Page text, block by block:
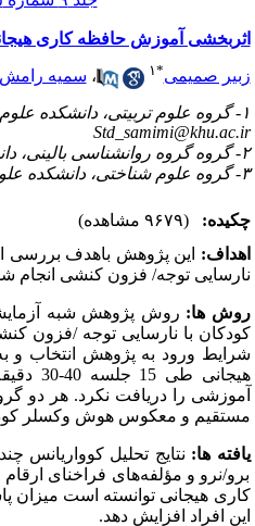
اثربخشی آموزش حافظه کاری
زبیر صمیمی*۱ ، سمیه رامش
۱- گروه علوم تربیتی، دانشکده علوم تربیتی و روانشناسی، دانشگاه شهید مدنی آذربایجان، تبریز، ایران ،
Std_samimi@khu.ac.ir
۲- گروه گروه روانشناسی بالینی، دانشکده روانشناسی و علوم تربیتی، دانشگاه تهران، تهران، ایران
۳- گروه علوم شناختی، دانشکده علوم تربیتی و روانشناسی، دانشگاه فردوسی مشهد، مشهد، ایران
چکیده:
(۹۶۷۹ مشاهده)
اهداف: این پژوهش باهدف بررسی
نارسایی توجه/ فزون کنشی انجام
روش­ ها: روش پژوهش شبه
شرایط ورود به پژوهش انتخاب و
آموزشی را دریافت نکرد. هر دو
مستقیم و معکوس هوش وکسلر
یافته­ ها: نتایج تحلیل کوواریانس
برو/نرو و مؤلفه‌های فراخنای
کاری هیجانی توانسته است میزان
این افراد افزایش دهد.